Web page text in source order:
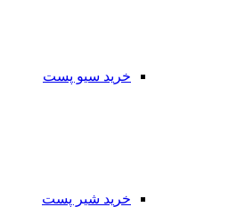
خرید سیو پست
خرید شیر پست